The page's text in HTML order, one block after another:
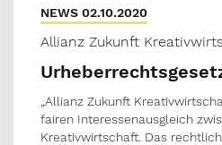
NEWS 02.10.2020
Allianz Zukunft
„Allianz Zukunft
fairen Interessenausgleich
Kreativwirtschaft. Das